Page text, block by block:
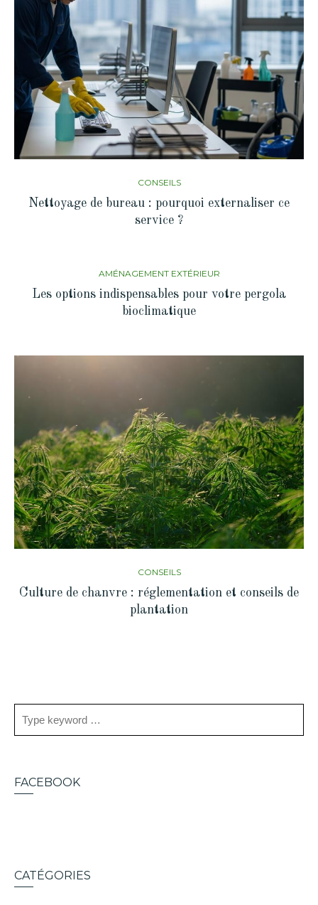
CONSEILS
Nettoyage de bureau : pourquoi externaliser ce
service ?
AMÉNAGEMENT EXTÉRIEUR
Les options indispensables pour votre pergola
bioclimatique
CONSEILS
Culture de chanvre : réglementation et conseils de
plantation
FACEBOOK
CATÉGORIES